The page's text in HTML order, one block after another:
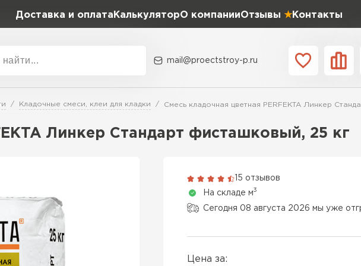
Доставка и оплата КалькуляторО компанииОтзывы Контакты
Плотность
D400
D600
Размер, мм
600х200х250
600х300х200
600х400х250
mail@proectstroy-p.ru
Кладочные смеси, клеи для кладки Смесь кладочная цветная PERFEKTA Линкер
Линкер Стандарт фисташковый, 25 кг
15 отзывов
На складе м3
Сегодня 08 августа 2026 мы уже
Цена за:
ПЕРЕЙТИ
ПЕРЕЙТИ